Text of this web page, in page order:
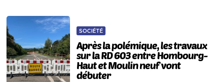
SOCIÉTÉ
Après la polémique, les travaux
sur la RD 603 entre Hombourg-
Haut et Moulin neuf vont
débuter